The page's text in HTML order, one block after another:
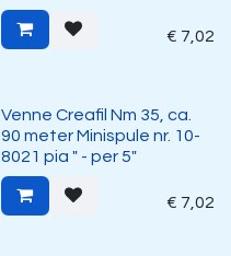
€ 7,02
Venne Creafil Nm 35, ca.
90 meter Minispule nr. 10-
8021 pia " - per 5"
€ 7,02